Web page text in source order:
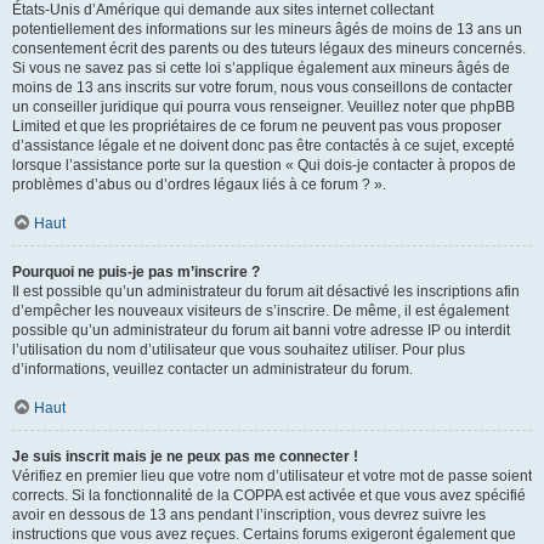
États-Unis d’Amérique qui demande aux sites internet collectant
potentiellement des informations sur les mineurs âgés de moins de 13 ans un
consentement écrit des parents ou des tuteurs légaux des mineurs concernés.
Si vous ne savez pas si cette loi s’applique également aux mineurs âgés de
moins de 13 ans inscrits sur votre forum, nous vous conseillons de contacter
un conseiller juridique qui pourra vous renseigner. Veuillez noter que phpBB
Limited et que les propriétaires de ce forum ne peuvent pas vous proposer
d’assistance légale et ne doivent donc pas être contactés à ce sujet, excepté
lorsque l’assistance porte sur la question « Qui dois-je contacter à propos de
problèmes d’abus ou d’ordres légaux liés à ce forum ? ».
Haut
Pourquoi ne puis-je pas m’inscrire ?
Il est possible qu’un administrateur du forum ait désactivé les inscriptions afin
d’empêcher les nouveaux visiteurs de s’inscrire. De même, il est également
possible qu’un administrateur du forum ait banni votre adresse IP ou interdit
l’utilisation du nom d’utilisateur que vous souhaitez utiliser. Pour plus
d’informations, veuillez contacter un administrateur du forum.
Haut
Je suis inscrit mais je ne peux pas me connecter !
Vérifiez en premier lieu que votre nom d’utilisateur et votre mot de passe soient
corrects. Si la fonctionnalité de la COPPA est activée et que vous avez spécifié
avoir en dessous de 13 ans pendant l’inscription, vous devrez suivre les
instructions que vous avez reçues. Certains forums exigeront également que